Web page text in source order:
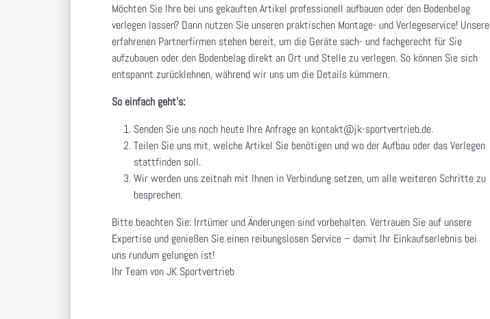
Möchten Sie Ihre bei uns gekauften Artikel professionell aufbauen oder den Bodenbelag
verlegen lassen? Dann nutzen Sie unseren praktischen Montage- und Verlegeservice! Unsere
erfahrenen Partnerfirmen stehen bereit, um die Geräte sach- und fachgerecht für Sie
aufzubauen oder den Bodenbelag direkt an Ort und Stelle zu verlegen. So können Sie sich
entspannt zurücklehnen, während wir uns um die Details kümmern.
So einfach geht's:
Senden Sie uns noch heute Ihre Anfrage an kontakt@jk-sportvertrieb.de.
Teilen Sie uns mit, welche Artikel Sie benötigen und wo der Aufbau oder das Verlegen
stattfinden soll.
Wir werden uns zeitnah mit Ihnen in Verbindung setzen, um alle weiteren Schritte zu
besprechen.
Bitte beachten Sie: Irrtümer und Änderungen sind vorbehalten. Vertrauen Sie auf unsere
Expertise und genießen Sie einen reibungslosen Service – damit Ihr Einkaufserlebnis bei
uns rundum gelungen ist!
Ihr Team von JK Sportvertrieb